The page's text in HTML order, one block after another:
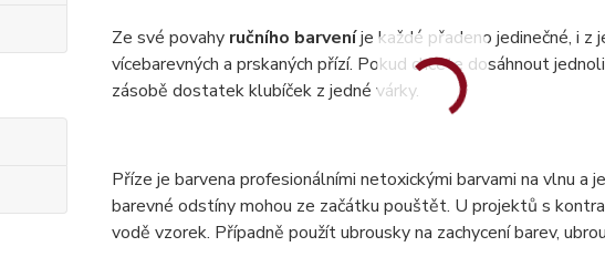
Ze své povahyručního barveníje každé přadeno jedinečné, i z
vícebarevných a prskaných přízí. Pokud chcete dosáhnout
zásobě dostatek klubíček z jedné várky.
Příze je barvena profesionálními netoxickými barvami na vlnu
barevné odstíny mohou ze začátku pouštět. U projektů s
vodě vzorek. Případně použít ubrousky na zachycení barev,